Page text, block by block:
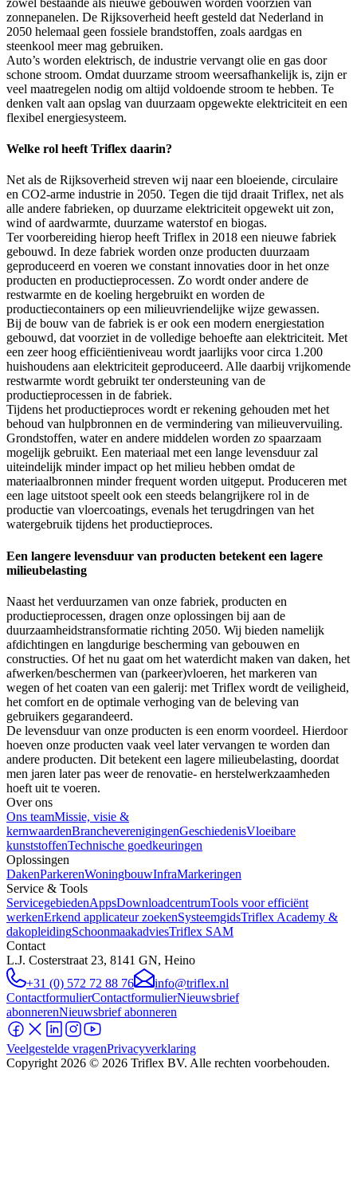
zonnepanelen. De Rijksoverheid heeft gesteld dat Nederland in
2050 helemaal geen fossiele brandstoffen, zoals aardgas en
steenkool meer mag gebruiken.
Auto’s worden elektrisch, de industrie vervangt olie en gas door
schone stroom. Omdat duurzame stroom weersafhankelijk is, zijn er
veel maatregelen nodig om altijd voldoende stroom te hebben. Te
denken valt aan opslag van duurzaam opgewekte elektriciteit en een
flexibel energiesysteem.
Welke rol heeft Triflex daarin?
Net als de Rijksoverheid streven wij naar een bloeiende, circulaire
en CO2-arme industrie in 2050. Tegen die tijd draait Triflex, net als
alle andere fabrieken, op duurzame elektriciteit opgewekt uit zon,
wind of aardwarmte, duurzame waterstof en biogas.
Ter voorbereiding hierop heeft Triflex in 2018 een nieuwe fabriek
gebouwd. In deze fabriek worden onze producten duurzaam
geproduceerd en voeren we constant innovaties door in het onze
producten en productieprocessen. Zo wordt onder andere de
restwarmte en de koeling hergebruikt en worden de
productiecontainers op een milieuvriendelijke wijze gewassen.
Bij de bouw van de fabriek is er ook een modern energiestation
gebouwd, dat voorziet in de volledige behoefte aan elektriciteit. Met
een zeer hoog efficiëntieniveau wordt jaarlijks voor circa 1.200
huishoudens aan elektriciteit geproduceerd. Alle daarbij vrijkomende
restwarmte wordt gebruikt ter ondersteuning van de
productieprocessen in de fabriek.
Tijdens het productieproces wordt er rekening gehouden met het
behoud van hulpbronnen en de vermindering van milieuvervuiling.
Grondstoffen, water en andere middelen worden zo spaarzaam
mogelijk gebruikt. Een materiaal met een lange levensduur zal
uiteindelijk minder impact op het milieu hebben omdat de
materiaalbronnen minder frequent worden uitgeput. Produceren met
een lage uitstoot speelt ook een steeds belangrijkere rol in de
productie van vloercoatings, evenals het terugdringen van het
watergebruik tijdens het productieproces.
Een langere levensduur van producten betekent een lagere
milieubelasting
Naast het verduurzamen van onze fabriek, producten en
productieprocessen, dragen onze oplossingen bij aan de
duurzaamheidstransformatie richting 2050. Wij bieden namelijk
afdichtingen en langdurige bescherming van gebouwen en
constructies. Of het nu gaat om het waterdicht maken van daken, het
afwerken/beschermen van (parkeer)vloeren, het markeren van
wegen of het coaten van een galerij: met Triflex wordt de veiligheid,
het comfort en de optimale verhoging van de beleving van
gebruikers gegarandeerd.
De levensduur van onze producten is een enorm voordeel. Hierdoor
hoeven onze producten vaak veel later vervangen te worden dan
andere producten. Dit betekent een lagere milieubelasting, doordat
men jaren later pas weer de renovatie- en herstelwerkzaamheden
hoeft uit te voeren.
Over ons
Ons teamMissie, visie &
kernwaardenBrancheverenigingenGeschiedenisVloeibare
kunststoffenTechnische goedkeuringen
Oplossingen
DakenParkerenWoningbouwInfraMarkeringen
Service & Tools
ServicegebiedenAppsDownloadcentrumTools voor efficiënt
werkenErkend applicateur zoekenSysteemgidsTriflex Academy &
dakopleidingSchoonmaakadviesTriflex SAM
Contact
L.J. Costerstraat 23, 8141 GN, Heino
+31 (0) 572 72 88 76
info@triflex.nl
ContactformulierContactformulierNieuwsbrief
abonnerenNieuwsbrief abonneren
Veelgestelde vragenPrivacyverklaring
Copyright 2026 © 2026 Triflex BV. Alle rechten voorbehouden.